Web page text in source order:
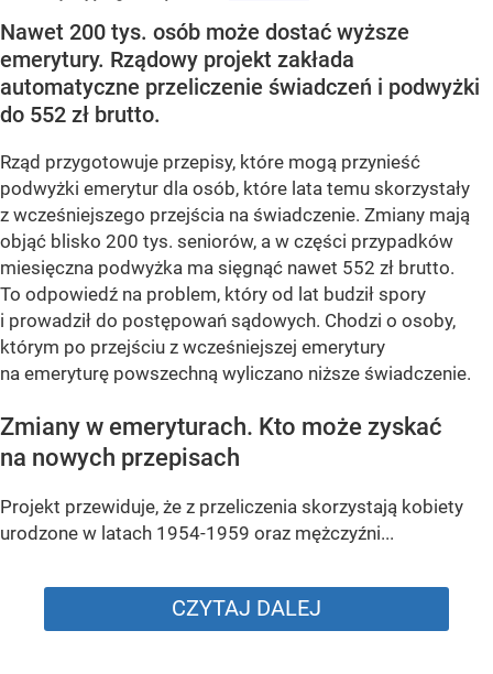
Nawet 200 tys. osób może dostać wyższe
emerytury. Rządowy projekt zakłada
automatyczne przeliczenie świadczeń i podwyżki
do 552 zł brutto.
Rząd przygotowuje przepisy, które mogą przynieść
podwyżki emerytur dla osób, które lata temu skorzystały
z wcześniejszego przejścia na świadczenie. Zmiany mają
objąć blisko 200 tys. seniorów, a w części przypadków
miesięczna podwyżka ma sięgnąć nawet 552 zł brutto.
To odpowiedź na problem, który od lat budził spory
i prowadził do postępowań sądowych. Chodzi o osoby,
którym po przejściu z wcześniejszej emerytury
na emeryturę powszechną wyliczano niższe świadczenie.
Zmiany w emeryturach. Kto może zyskać
na nowych przepisach
Projekt przewiduje, że z przeliczenia skorzystają kobiety
urodzone w latach 1954-1959 oraz mężczyźni...
CZYTAJ DALEJ